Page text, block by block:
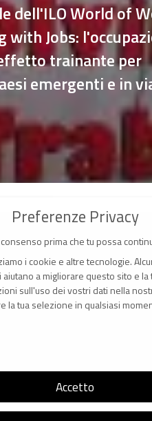
dell'ILO World of
with Jobs:
trainante per
emergenti e in
Preferenze Privacy
prima che tu possa
i cookie e altre tecnologie.
a migliorare questo sito e
sull'uso dei vostri dati nella
la tua selezione in qualsiasi
Accetto